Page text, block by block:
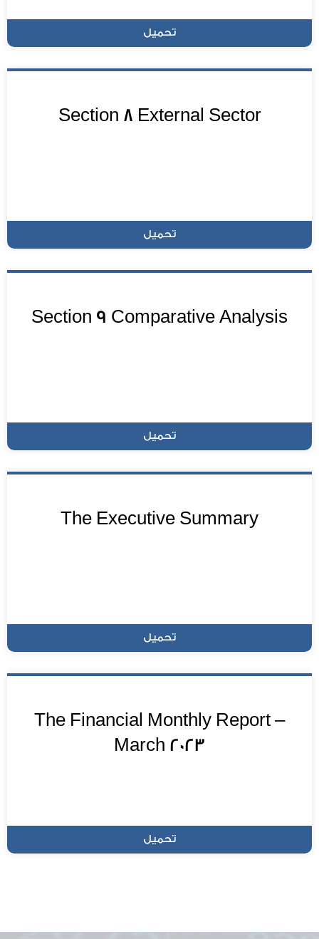
تحميل
Section 8 External Sector
تحميل
Section 9 Comparative Analysis
تحميل
The Executive Summary
تحميل
The Financial Monthly Report –
March 2023
تحميل